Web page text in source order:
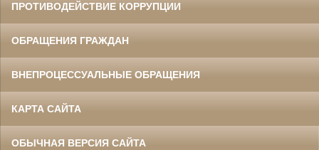
ПРОТИВОДЕЙСТВИЕ КОРРУПЦИИ
ОБРАЩЕНИЯ ГРАЖДАН
ВНЕПРОЦЕССУАЛЬНЫЕ ОБРАЩЕНИЯ
КАРТА САЙТА
ОБЫЧНАЯ ВЕРСИЯ САЙТА